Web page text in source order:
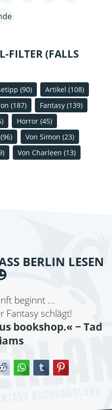
FILTER (FALLS
(90) Artikel (108)
(187) Fantasy (139)
Horror (45)
(96) Von Simon (23)
Von Charleen (13)
BERLIN LESEN
beginnt ...
Fantasy schlägt!
bookshop.« − Tad
Reddit WhatsApp
tumblr